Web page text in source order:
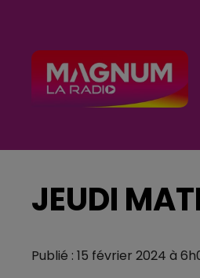
JEUDI
Publié : 15 février 2024 à